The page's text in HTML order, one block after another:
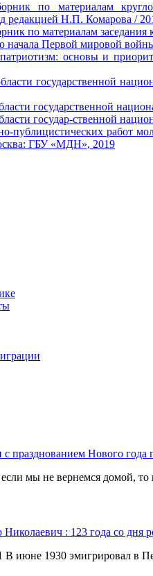
по материалам
Н.П. Комарова /
по материалам
начала Первой мировой
основы и
государственной
государственной
государ-ственной
публицистических работ
ГБУ «МДН», 2019
празднованием Нового
мы не вернемся домой,
: 123 года со дня
В июне 1930 эмигрировал в